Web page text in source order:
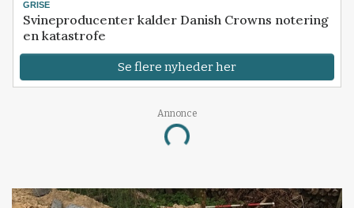
GRISE
Svineproducenter kalder Danish Crowns notering
en katastrofe
Se flere nyheder her
Annonce
Loading...